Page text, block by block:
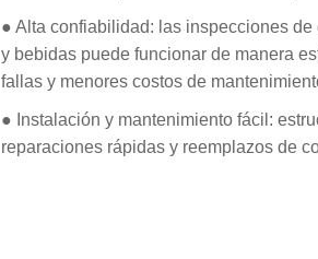
● Alta confiabilidad: las inspecciones
y bebidas puede funcionar de manera
fallas y menores costos de
● Instalación y mantenimiento fácil:
reparaciones rápidas y reemplazos de